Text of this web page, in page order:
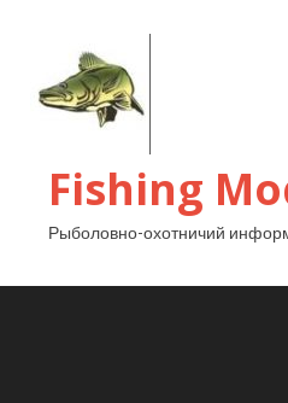
Fishing
Рыболовно-охотничий